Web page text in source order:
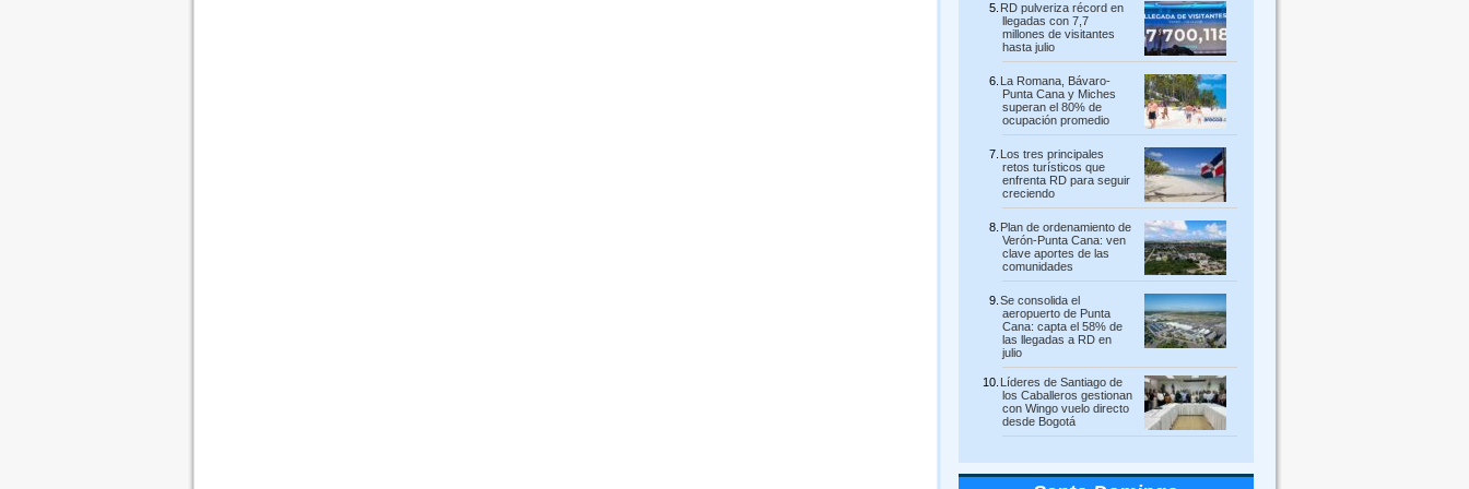
RD pulveriza récord en
llegadas con 7,7
millones de visitantes
hasta julio
La Romana, Bávaro-
Punta Cana y Miches
superan el 80% de
ocupación promedio
Los tres principales
retos turísticos que
enfrenta RD para seguir
creciendo
Plan de ordenamiento de
Verón-Punta Cana: ven
clave aportes de las
comunidades
Se consolida el
aeropuerto de Punta
Cana: capta el 58% de
las llegadas a RD en
julio
Líderes de Santiago de
los Caballeros gestionan
con Wingo vuelo directo
desde Bogotá